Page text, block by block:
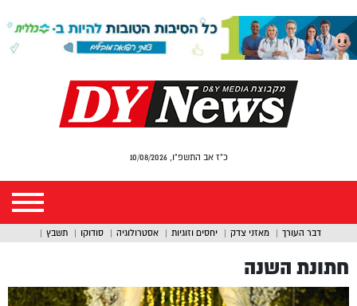
כ"ז אב התשפ"ו, 10/08/2026
דבר העורך מאזני צדק יחסים וזוגיות אסטרולוגיה סודוקו תשבץ
חתונת השנה